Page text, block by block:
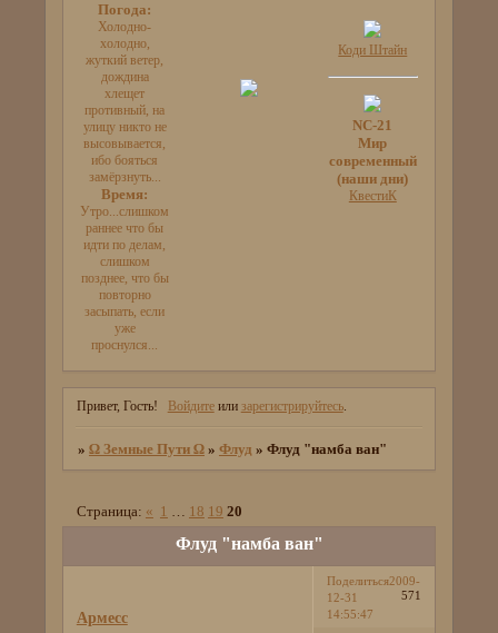
Погода:
Холодно-
холодно,
жуткий ветер,
дождина
хлещет
противный, на
улицу никто не
высовывается,
ибо бояться
замёрзнуть...
Время:
Утро...слишком
раннее что бы
идти по делам,
слишком
позднее, что бы
повторно
засыпать, если
уже
проснулся...
Коди Штайн
NC-21
Мир
современный
(наши дни)
КвестиК
Привет, Гость! Войдитеили зарегистрируйтесь.
» Ω Земные Пути Ω » Флуд » Флуд "намба ван"
Флуд "намба ван"
Страница: « 1 18 19 20
Поделиться
571
2009-
12-31
14:55:47
Армесс